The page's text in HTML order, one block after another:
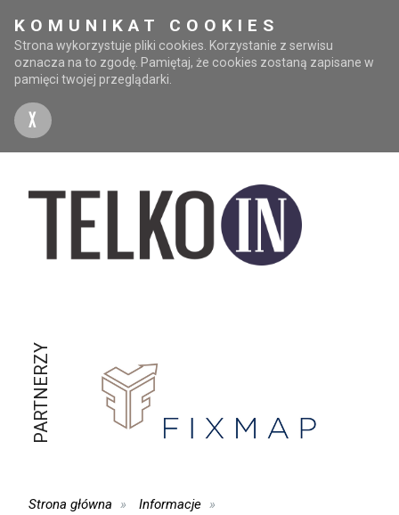
KOMUNIKAT COOKIES
Strona wykorzystuje pliki cookies. Korzystanie z serwisu
oznacza na to zgodę. Pamiętaj, że cookies zostaną zapisane w
pamięci twojej przeglądarki.
X
PARTNERZY
Strona główna
Informacje